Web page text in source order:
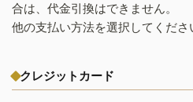
合は、代金引換はできません。
他の支払い方法を選択してくださ
クレジットカード